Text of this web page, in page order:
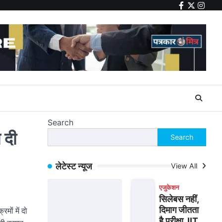
facebook
twitter
में दो
Search
Search
लेटेस्ट न्यूज View All
एजुकेशन
सिलेबस नहीं,
दिमाग जीतता